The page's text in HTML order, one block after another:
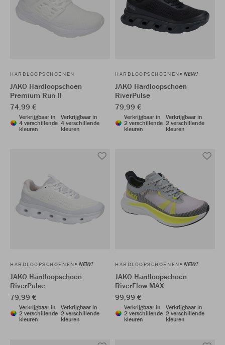
HARDLOOPSCHOENEN
JAKO Hardloopschoen
Premium Run II
74,99 €
Verkrijgbaar in
4 verschillende
kleuren
Verkrijgbaar in
4 verschillende
kleuren
HARDLOOPSCHOENEN NEW!
JAKO Hardloopschoen
RiverPulse
79,99 €
Verkrijgbaar in
2 verschillende
kleuren
Verkrijgbaar in
2 verschillende
kleuren
HARDLOOPSCHOENEN NEW!
JAKO Hardloopschoen
RiverPulse
79,99 €
Verkrijgbaar in
2 verschillende
kleuren
Verkrijgbaar in
2 verschillende
kleuren
HARDLOOPSCHOENEN NEW!
JAKO Hardloopschoen
RiverFlow MAX
99,99 €
Verkrijgbaar in
2 verschillende
kleuren
Verkrijgbaar in
2 verschillende
kleuren